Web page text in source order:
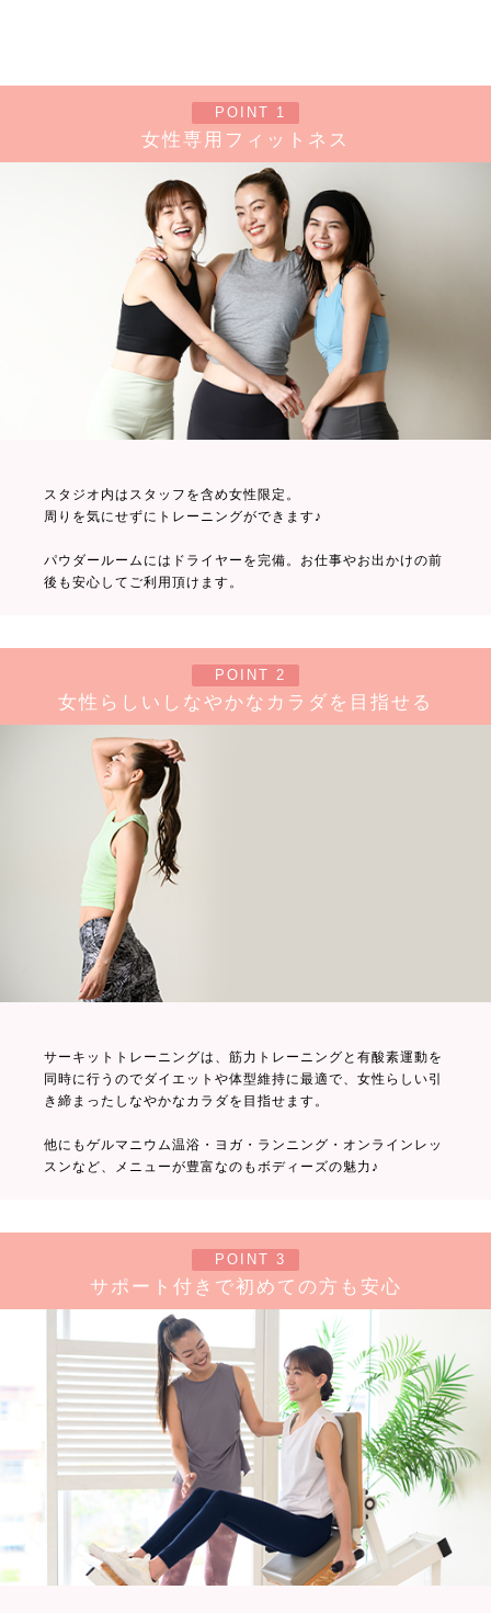
POINT 1
女性専用フィットネス
スタジオ内はスタッフを含め女性限定。
周りを気にせずにトレーニングができます♪
パウダールームにはドライヤーを完備。お仕事やお出かけの前
後も安心してご利用頂けます。
POINT 2
女性らしいしなやかなカラダを目指せる
サーキットトレーニングは、筋力トレーニングと有酸素運動を
同時に行うのでダイエットや体型維持に最適で、女性らしい引
き締まったしなやかなカラダを目指せます。
他にもゲルマニウム温浴・ヨガ・ランニング・オンラインレッ
スンなど、メニューが豊富なのもボディーズの魅力♪
POINT 3
サポート付きで初めての方も安心